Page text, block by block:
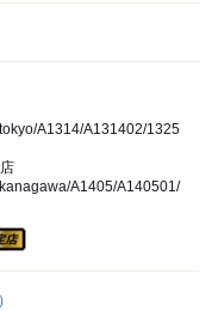
A1314/A131402/1325
A1405/A140501/